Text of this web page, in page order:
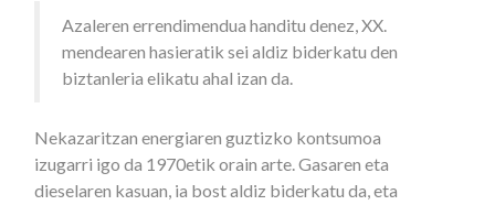
Azaleren errendimendua handitu denez, XX.
mendearen hasieratik sei aldiz biderkatu den
biztanleria elikatu ahal izan da.
Nekazaritzan energiaren guztizko kontsumoa
izugarri igo da 1970etik orain arte. Gasaren eta
dieselaren kasuan, ia bost aldiz biderkatu da, eta